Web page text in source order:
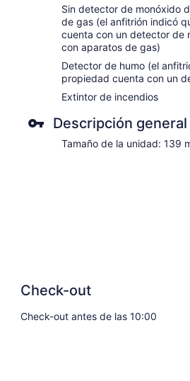
Sin detector de monóxido
de gas (el anfitrión indicó
cuenta con un detector de
con aparatos de gas)
Detector de humo (el
propiedad cuenta con un
Extintor de incendios
Descripción general
Tamaño de la unidad: 139
Check-out
Check-out antes de las 10:00